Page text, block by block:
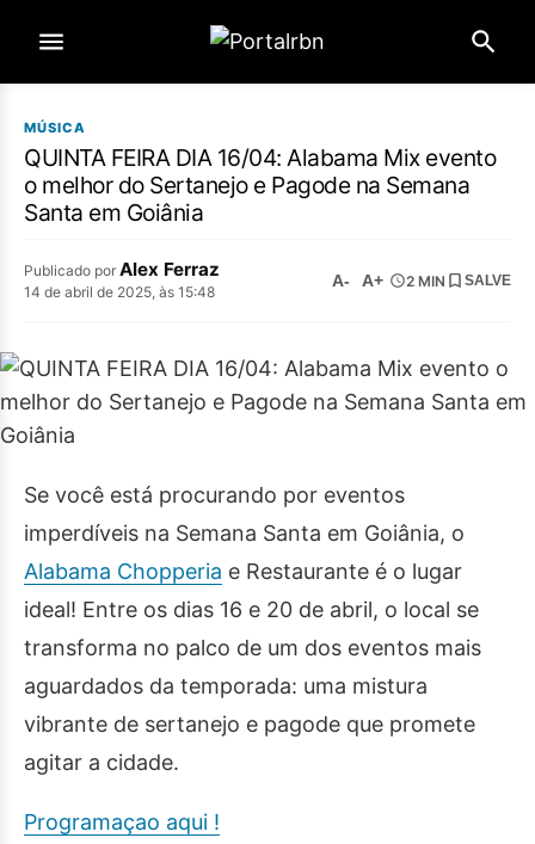
MÚSICA
QUINTA FEIRA DIA 16/04: Alabama Mix evento
o melhor do Sertanejo e Pagode na Semana
Santa em Goiânia
Publicado por Alex Ferraz
14 de abril de 2025, às 15:48
A- A+ 2 MIN SALVE
Se você está procurando por eventos
imperdíveis na Semana Santa em Goiânia, o
Alabama Chopperia e Restaurante é o lugar
ideal! Entre os dias 16 e 20 de abril, o local se
transforma no palco de um dos eventos mais
aguardados da temporada: uma mistura
vibrante de sertanejo e pagode que promete
agitar a cidade.
Programaçao aqui !